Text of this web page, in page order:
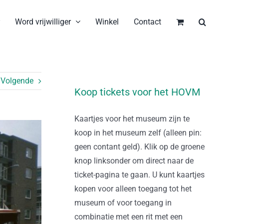
Word vrijwilliger Winkel Contact
Volgende
Koop tickets voor het HOVM
Kaartjes voor het museum zijn te
koop in het museum zelf (alleen pin:
geen contant geld). Klik op de groene
knop linksonder om direct naar de
ticket-pagina te gaan. U kunt kaartjes
kopen voor alleen toegang tot het
museum of voor toegang in
combinatie met een rit met een